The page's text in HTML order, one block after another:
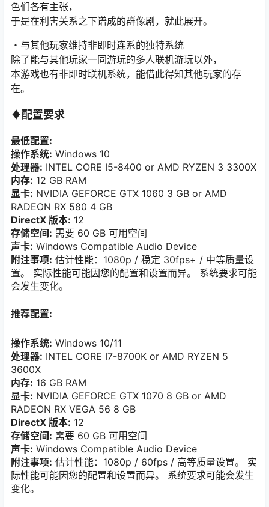
色们各有主张，
于是在利害关系之下谱成的群像剧，就此展开。
・与其他玩家维持非即时连系的独特系统
除了能与其他玩家一同游玩的多人联机游玩以外，
本游戏也有非即时联机系统，能借此得知其他玩家的存
在。
♦配置要求
最低配置:
操作系统: Windows 10
处理器: INTEL CORE I5-8400 or AMD RYZEN 3 3300X
内存: 12 GB RAM
显卡: NVIDIA GEFORCE GTX 1060 3 GB or AMD
RADEON RX 580 4 GB
DirectX 版本: 12
存储空间: 需要 60 GB 可用空间
声卡: Windows Compatible Audio Device
附注事项: 估计性能：1080p / 稳定 30fps+ / 中等质量设
置。 实际性能可能因您的配置和设置而异。 系统要求可能
会发生变化。
推荐配置:
操作系统: Windows 10/11
处理器: INTEL CORE I7-8700K or AMD RYZEN 5
3600X
内存: 16 GB RAM
显卡: NVIDIA GEFORCE GTX 1070 8 GB or AMD
RADEON RX VEGA 56 8 GB
DirectX 版本: 12
存储空间: 需要 60 GB 可用空间
声卡: Windows Compatible Audio Device
附注事项: 估计性能：1080p / 60fps / 高等质量设置。 实
际性能可能因您的配置和设置而异。 系统要求可能会发生
变化。